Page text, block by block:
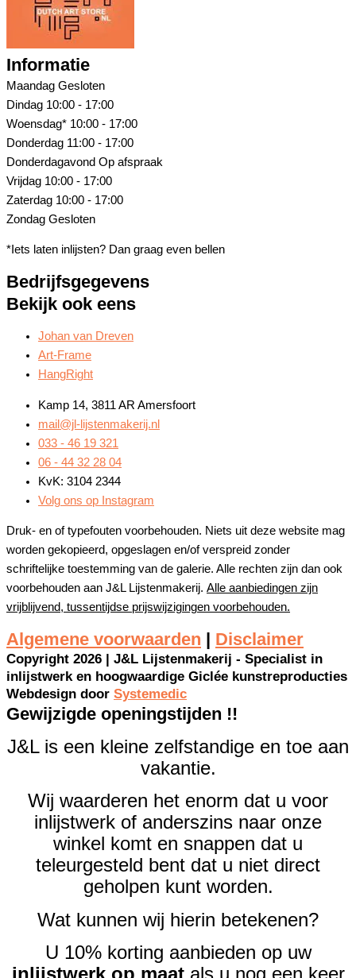
Informatie
Maandag Gesloten
Dindag 10:00 - 17:00
Woensdag* 10:00 - 17:00
Donderdag 11:00 - 17:00
Donderdagavond Op afspraak
Vrijdag 10:00 - 17:00
Zaterdag 10:00 - 17:00
Zondag Gesloten
*Iets laten inlijsten? Dan graag even bellen
Bedrijfsgegevens
Bekijk ook eens
Johan van Dreven
Art-Frame
HangRight
Kamp 14, 3811 AR Amersfoort
mail@jl-lijstenmakerij.nl
033 - 46 19 321
06 - 44 32 28 04
KvK: 3104 2344
Volg ons op Instagram
Druk- en of typefouten voorbehouden. Niets uit deze website mag
worden gekopieerd, opgeslagen en/of verspreid zonder
schriftelijke toestemming van de galerie. Alle rechten zijn dan ook
voorbehouden aan J&L Lijstenmakerij. Alle aanbiedingen zijn
vrijblijvend, tussentijdse prijswijzigingen voorbehouden.
Algemene voorwaarden | Disclaimer
Copyright 2026 | J&L Lijstenmakerij - Specialist in
inlijstwerk en hoogwaardige Giclée kunstreproducties
Webdesign door Systemedic
Gewijzigde openingstijden !!
J&L is een kleine zelfstandige en toe aan
vakantie.
Wij waarderen het enorm dat u voor
inlijstwerk of anderszins naar onze
winkel komt en snappen dat u
teleurgesteld bent dat u niet direct
geholpen kunt worden.
Wat kunnen wij hierin betekenen?
U 10% korting aanbieden op uw